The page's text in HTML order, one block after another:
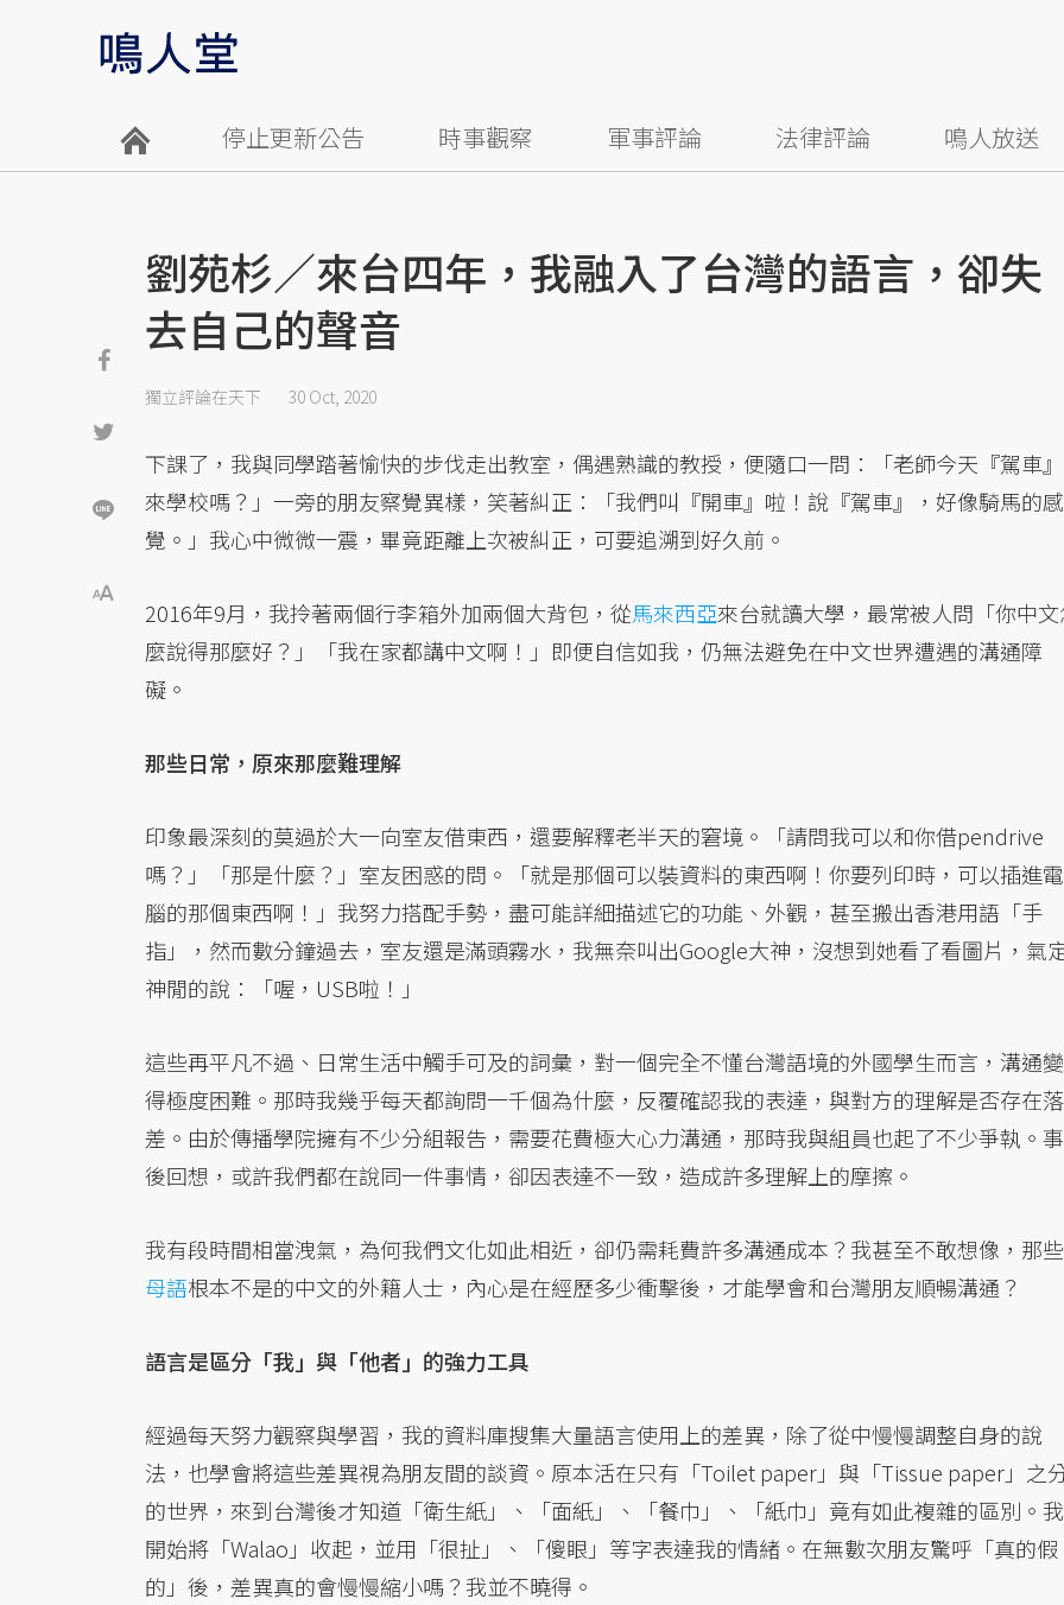
停止更新公告 時事觀察 軍事評論 法律評論 鳴人放送
劉苑杉／來台四年，我融入了台灣的語言，卻失
去自己的聲音
獨立評論在天下 30 Oct, 2020
下課了，我與同學踏著愉快的步伐走出教室，偶遇熟識的教授，便隨口一問：「老師今天『駕車』
來學校嗎？」一旁的朋友察覺異樣，笑著糾正：「我們叫『開車』啦！說『駕車』，好像騎馬的感
覺。」我心中微微一震，畢竟距離上次被糾正，可要追溯到好久前。
2016年9月，我拎著兩個行李箱外加兩個大背包，從馬來西亞來台就讀大學，最常被人問「你中
麼說得那麼好？」「我在家都講中文啊！」即便自信如我，仍無法避免在中文世界遭遇的溝通障
礙。
那些日常，原來那麼難理解
印象最深刻的莫過於大一向室友借東西，還要解釋老半天的窘境。「請問我可以和你借pendrive
嗎？」「那是什麼？」室友困惑的問。「就是那個可以裝資料的東西啊！你要列印時，可以插進電
腦的那個東西啊！」我努力搭配手勢，盡可能詳細描述它的功能、外觀，甚至搬出香港用語「手
指」，然而數分鐘過去，室友還是滿頭霧水，我無奈叫出Google大神，沒想到她看了看圖片，氣
神閒的說：「喔，USB啦！」
這些再平凡不過、日常生活中觸手可及的詞彙，對一個完全不懂台灣語境的外國學生而言，溝通變
得極度困難。那時我幾乎每天都詢問一千個為什麼，反覆確認我的表達，與對方的理解是否存在落
差。由於傳播學院擁有不少分組報告，需要花費極大心力溝通，那時我與組員也起了不少爭執。事
後回想，或許我們都在說同一件事情，卻因表達不一致，造成許多理解上的摩擦。
我有段時間相當洩氣，為何我們文化如此相近，卻仍需耗費許多溝通成本？我甚至不敢想像，那些
母語根本不是的中文的外籍人士，內心是在經歷多少衝擊後，才能學會和台灣朋友順暢溝通？
語言是區分「我」與「他者」的強力工具
經過每天努力觀察與學習，我的資料庫搜集大量語言使用上的差異，除了從中慢慢調整自身的說
法，也學會將這些差異視為朋友間的談資。原本活在只有「Toilet paper」與「Tissue paper」之
的世界，來到台灣後才知道「衛生紙」、「面紙」、「餐巾」、「紙巾」竟有如此複雜的區別。我
開始將「Walao」收起，並用「很扯」、「傻眼」等字表達我的情緒。在無數次朋友驚呼「真的假
的」後，差異真的會慢慢縮小嗎？我並不曉得。